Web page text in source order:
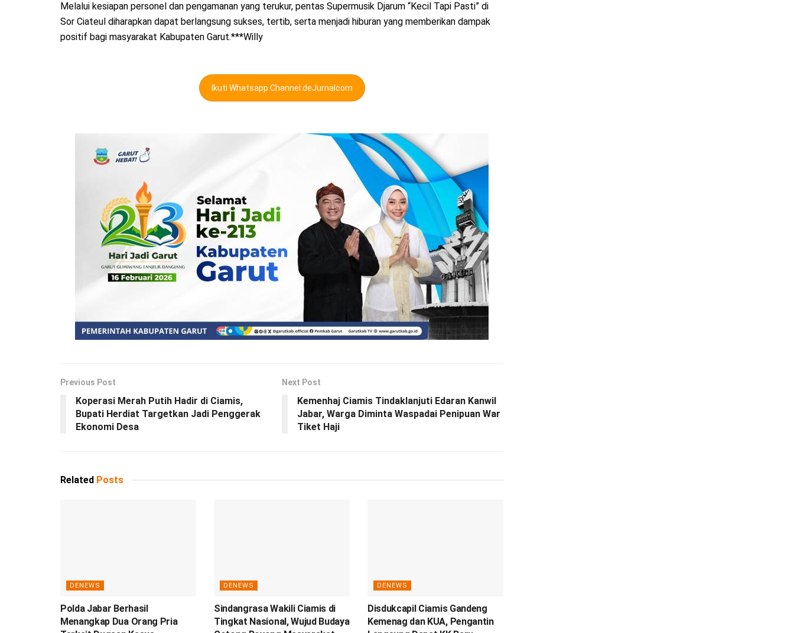
Melalui kesiapan personel dan pengamanan yang terukur, pentas Supermusik Djarum “Kecil Tapi Pasti” di
Sor Ciateul diharapkan dapat berlangsung sukses, tertib, serta menjadi hiburan yang memberikan dampak
positif bagi masyarakat Kabupaten Garut.***Willy
Ikuti Whatsapp Channel deJurnalcom
Previous Post
Koperasi Merah Putih Hadir di Ciamis,
Bupati Herdiat Targetkan Jadi Penggerak
Ekonomi Desa
Next Post
Kemenhaj Ciamis Tindaklanjuti Edaran Kanwil
Jabar, Warga Diminta Waspadai Penipuan War
Tiket Haji
Related Posts
DENEWS
Polda Jabar Berhasil
Menangkap Dua Orang Pria
DENEWS
Sindangrasa Wakili Ciamis di
Tingkat Nasional, Wujud Budaya
DENEWS
Disdukcapil Ciamis Gandeng
Kemenag dan KUA, Pengantin